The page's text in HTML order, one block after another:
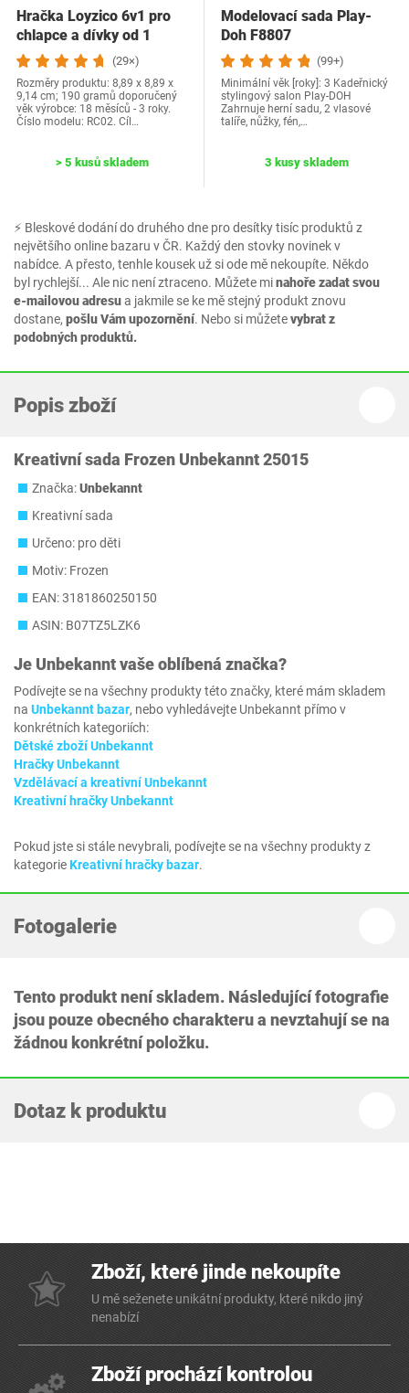
⚡ Bleskové dodání do druhého dne pro desítky tisíc produktů z
největšího online bazaru v ČR. Každý den stovky novinek v
nabídce. A přesto, tenhle kousek už si ode mě nekoupíte. Někdo
byl rychlejší... Ale nic není ztraceno. Můžete minahoře zadat svou
e-mailovou adresua jakmile se ke mě stejný produkt znovu
dostane, pošlu Vám upozornění. Nebo si můžetevybrat z
podobných produktů.
Hračka Loyzico 6v1 pro
chlapce a dívky od 1
roku,…
(29×)
Rozměry produktu: 8,89 x 8,89 x
9,14 cm; 190 gramů doporučený
věk výrobce: 18 měsíců - 3 roky.
Číslo modelu: RC02. Cíl…
> 5 kusů skladem
Modelovací sada Play-
Doh F8807
(99+)
Minimální věk [roky]: 3 Kadeřnický
stylingový salon Play-DOH
Zahrnuje herní sadu, 2 vlasové
talíře, nůžky, fén,…
3 kusy skladem
Popis zboží
Kreativní sada Frozen Unbekannt 25015
Značka:Unbekannt
Kreativní sada
Určeno: pro děti
Motiv: Frozen
EAN: 3181860250150
ASIN: B07TZ5LZK6
Je Unbekanntvaše oblíbená značka?
Podívejte se na všechny produkty této značky, které mám skladem
na Unbekannt bazar, nebo vyhledávejte Unbekannt přímo v
konkrétních kategoriích:
Dětské zboží Unbekannt
Hračky Unbekannt
Vzdělávací a kreativní Unbekannt
Kreativní hračky Unbekannt
Pokud jste si stále nevybrali, podívejte se na všechny produkty z
kategorieKreativní hračky bazar.
Fotogalerie
Tento produkt není skladem. Následující fotografie
jsou pouze obecného charakteru a nevztahují se na
žádnou konkrétní položku.
Dotaz k produktu
Zboží, které jinde nekoupíte
U mě seženete unikátní produkty, které nikdo jiný
nenabízí
Zboží prochází kontrolou